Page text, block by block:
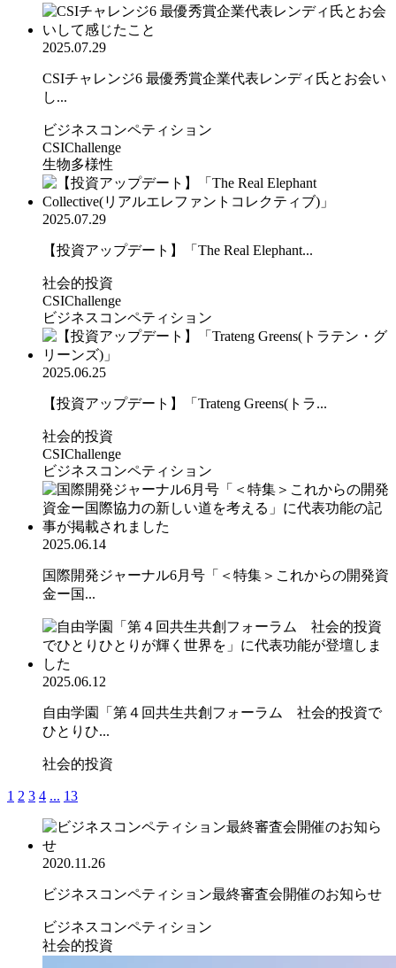
2025.07.29
CSIチャレンジ6 最優秀賞企業代表レンディ氏とお会い
し...
ビジネスコンペティション
CSIChallenge
生物多様性
2025.07.29
【投資アップデート】「The Real Elephant...
社会的投資
CSIChallenge
ビジネスコンペティション
2025.06.25
【投資アップデート】「Trateng Greens(トラ...
社会的投資
CSIChallenge
ビジネスコンペティション
2025.06.14
国際開発ジャーナル6月号「＜特集＞これからの開発資
金ー国...
2025.06.12
自由学園「第４回共生共創フォーラム 社会的投資で
ひとりひ...
社会的投資
1 2 3 4 ... 13
2020.11.26
ビジネスコンペティション最終審査会開催のお知らせ
ビジネスコンペティション
社会的投資